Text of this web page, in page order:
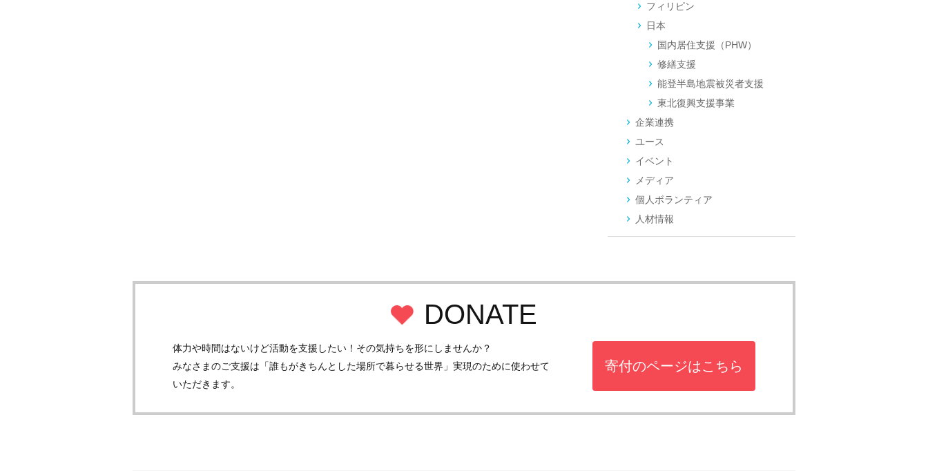
フィリピン
日本
国内居住支援（PHW）
修繕支援
能登半島地震被災者支援
東北復興支援事業
企業連携
ユース
イベント
メディア
個人ボランティア
人材情報
DONATE
体力や時間はないけど活動を支援したい！その気持ちを形にしませんか？
みなさまのご支援は「誰もがきちんとした場所で暮らせる世界」実現のために使わせて
いただきます。
寄付のページはこちら